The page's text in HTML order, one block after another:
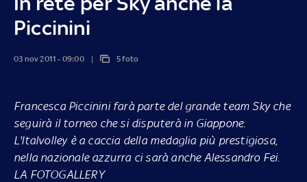
Piccinini
03 nov 2011 - 09:00 5 foto
Francesca Piccinini farà parte del grande team Sky che
seguirà il torneo che si disputerà in Giappone.
L'Italvolley è a caccia della medaglia più prestigiosa,
nella nazionale azzurra ci sarà anche Alessandro Fei.
LA FOTOGALLERY